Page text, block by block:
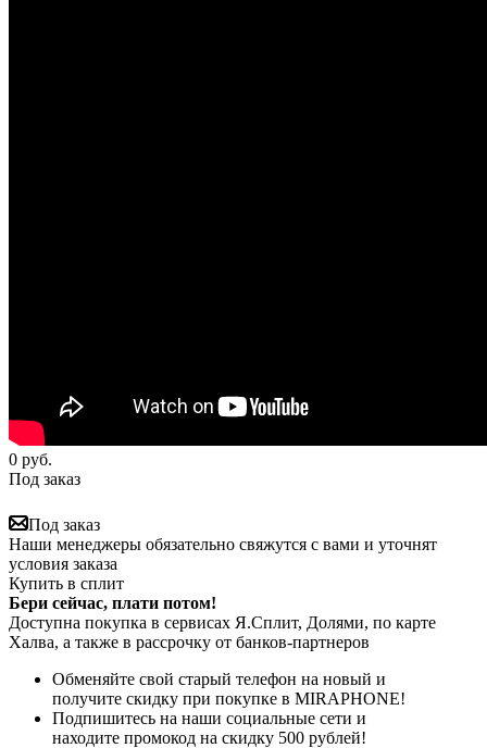
0 руб.
Под заказ
Под заказ
Наши менеджеры обязательно свяжутся с вами и уточнят
условия заказа
Купить в сплит
Бери сейчас, плати потом!
Доступна покупка в сервисах Я.Сплит, Долями, по карте
Халва, а также в рассрочку от банков-партнеров
Обменяйте свой старый телефон на новый и
получите скидку при покупке в MIRAPHONE!
Подпишитесь на наши социальные сети и
находите промокод на скидку 500 рублей!